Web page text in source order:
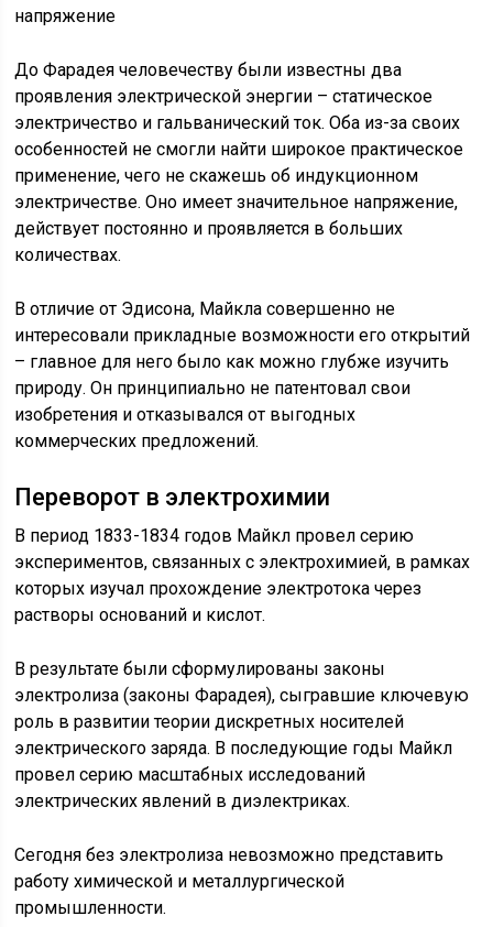
напряжение
До Фарадея человечеству были известны два
проявления электрической энергии – статическое
электричество и гальванический ток. Оба из-за своих
особенностей не смогли найти широкое практическое
применение, чего не скажешь об индукционном
электричестве. Оно имеет значительное напряжение,
действует постоянно и проявляется в больших
количествах.
В отличие от Эдисона, Майкла совершенно не
интересовали прикладные возможности его открытий
– главное для него было как можно глубже изучить
природу. Он принципиально не патентовал свои
изобретения и отказывался от выгодных
коммерческих предложений.
Переворот в электрохимии
В период 1833-1834 годов Майкл провел серию
экспериментов, связанных с электрохимией, в рамках
которых изучал прохождение электротока через
растворы оснований и кислот.
В результате были сформулированы законы
электролиза (законы Фарадея), сыгравшие ключевую
роль в развитии теории дискретных носителей
электрического заряда. В последующие годы Майкл
провел серию масштабных исследований
электрических явлений в диэлектриках.
Сегодня без электролиза невозможно представить
работу химической и металлургической
промышленности.